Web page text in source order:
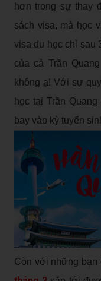
hơn trong sự thay
sách visa, mà học
visa du học chỉ sau
của cả Trần
không ạ! Với sự
học tại Trần
bay vào kỳ tuyển
Còn với những bạn